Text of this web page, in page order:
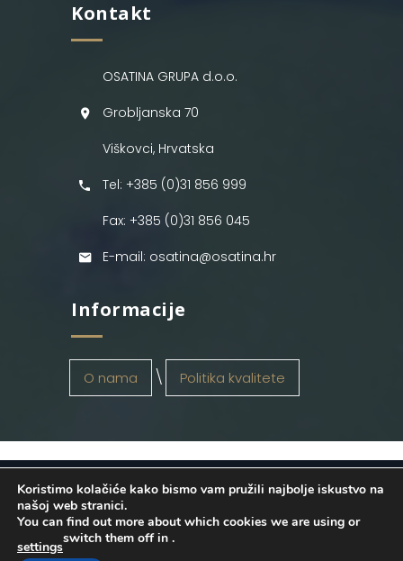
Kontakt
OSATINA GRUPA d.o.o.
Grobljanska 70
Viškovci, Hrvatska
Tel: +385 (0)31 856 999
Fax: +385 (0)31 856 045
E-mail: osatina@osatina.hr
Informacije
O nama Politika kvalitete
OSATINA GRUPA d.o.o. 2026
. Configured
byINFOS Osijek. Sva prava pridržana.
Koristimo kolačiće kako bismo vam pružili najbolje iskustvo na
našoj web stranici.
You can find out more about which cookies we are using or
switch them off in
settings
.